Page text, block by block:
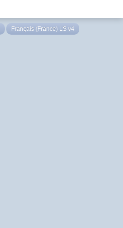
Français (France) LS v4